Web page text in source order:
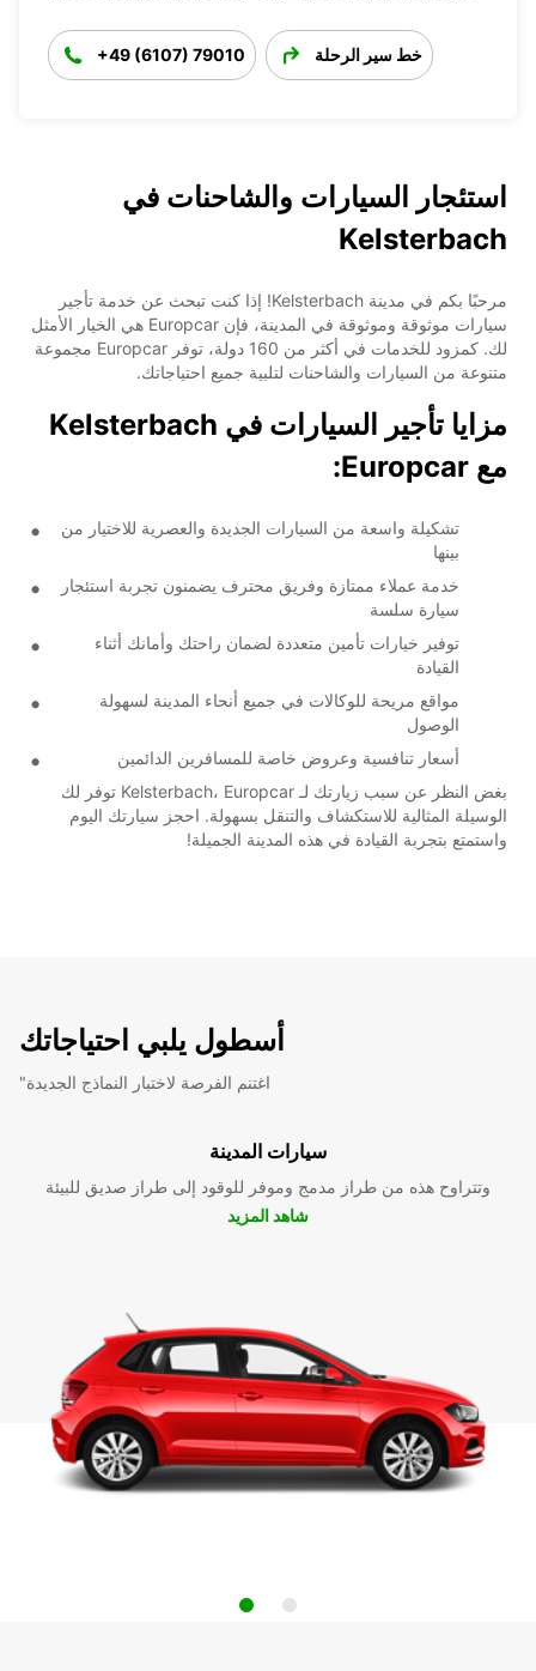
+49 (6107) 79010 خط سير الرحلة
استئجار السيارات والشاحنات في
Kelsterbach
مرحبًا بكم في مدينة Kelsterbach! إذا كنت تبحث عن خدمة تأجير
سيارات موثوقة وموثوقة في المدينة، فإن Europcar هي الخيار الأمثل
لك. كمزود للخدمات في أكثر من 160 دولة، توفر Europcar مجموعة
متنوعة من السيارات والشاحنات لتلبية جميع احتياجاتك.
مزايا تأجير السيارات في Kelsterbach
مع Europcar:
تشكيلة واسعة من السيارات الجديدة والعصرية للاختيار من
بينها
خدمة عملاء ممتازة وفريق محترف يضمنون تجربة استئجار
سيارة سلسة
توفير خيارات تأمين متعددة لضمان راحتك وأمانك أثناء
القيادة
مواقع مريحة للوكالات في جميع أنحاء المدينة لسهولة
الوصول
أسعار تنافسية وعروض خاصة للمسافرين الدائمين
بغض النظر عن سبب زيارتك لـ Kelsterbach، Europcar توفر لك
الوسيلة المثالية للاستكشاف والتنقل بسهولة. احجز سيارتك اليوم
واستمتع بتجربة القيادة في هذه المدينة الجميلة!
أسطول يلبي احتياجاتك
"اغتنم الفرصة لاختبار النماذج الجديدة
سيارات المدينة
وتتراوح هذه من طراز مدمج وموفر للوقود إلى طراز صديق للبيئة
شاهد المزيد